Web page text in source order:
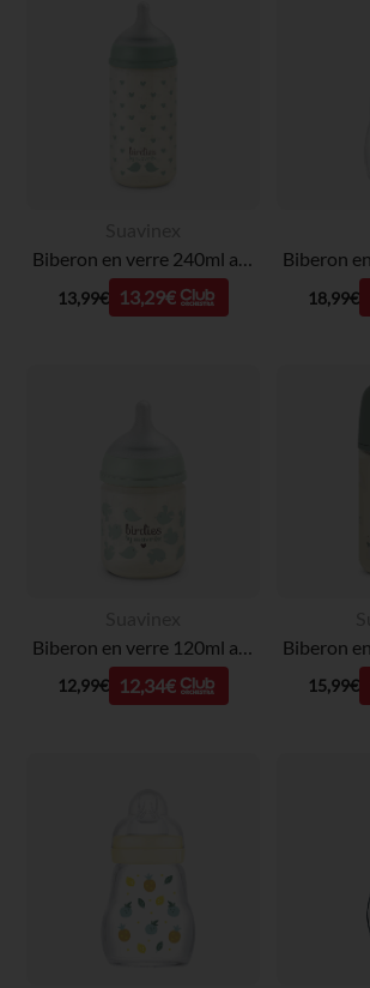
Biberon en verre 240ml avec tétine SX Pro S Birdies vert
13,99€ 13,29€ 18,99€
12,99€ 12,34€ 15,99€